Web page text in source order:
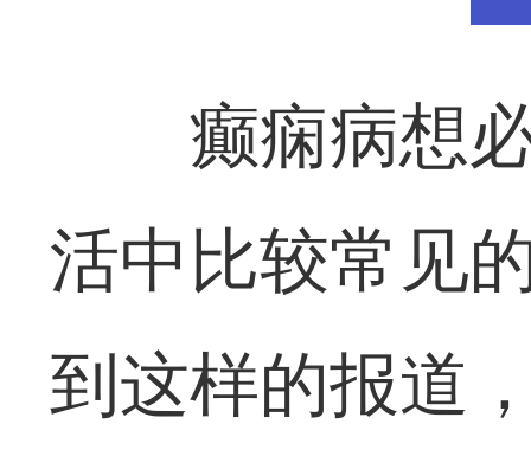
癫痫病想
活中比较常见
到这样的报道